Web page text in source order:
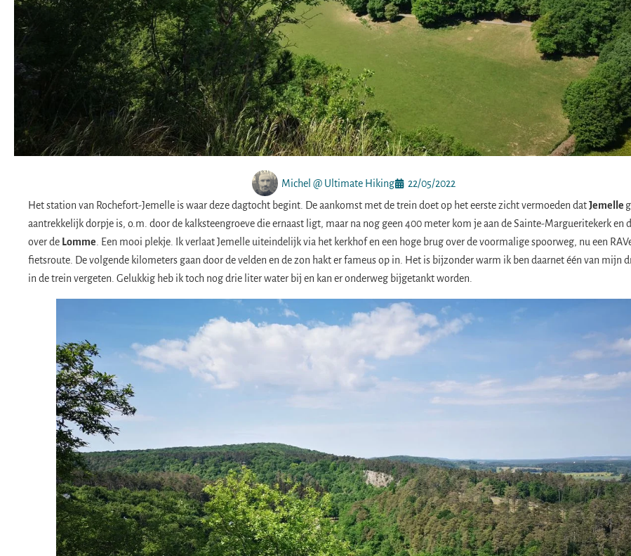
Michel @ Ultimate Hiking
22/05/2022
Het station van Rochefort-Jemelle is waar deze dagtocht begint. De aankomst met de trein doet op het eerste zicht vermoeden datJemelle
aantrekkelijk dorpje is, o.m. door de kalksteengroeve die ernaast ligt, maar na nog geen 400 meter kom je aan de Sainte-Margueritekerk en
over de Lomme . Een mooi plekje. Ik verlaat Jemelle uiteindelijk via het kerkhof en een hoge brug over de voormalige spoorweg, nu een
fietsroute. De volgende kilometers gaan door de velden en de zon hakt er fameus op in. Het is bijzonder warm ik ben daarnet één van mijn
in de trein vergeten. Gelukkig heb ik toch nog drie liter water bij en kan er onderweg bijgetankt worden.